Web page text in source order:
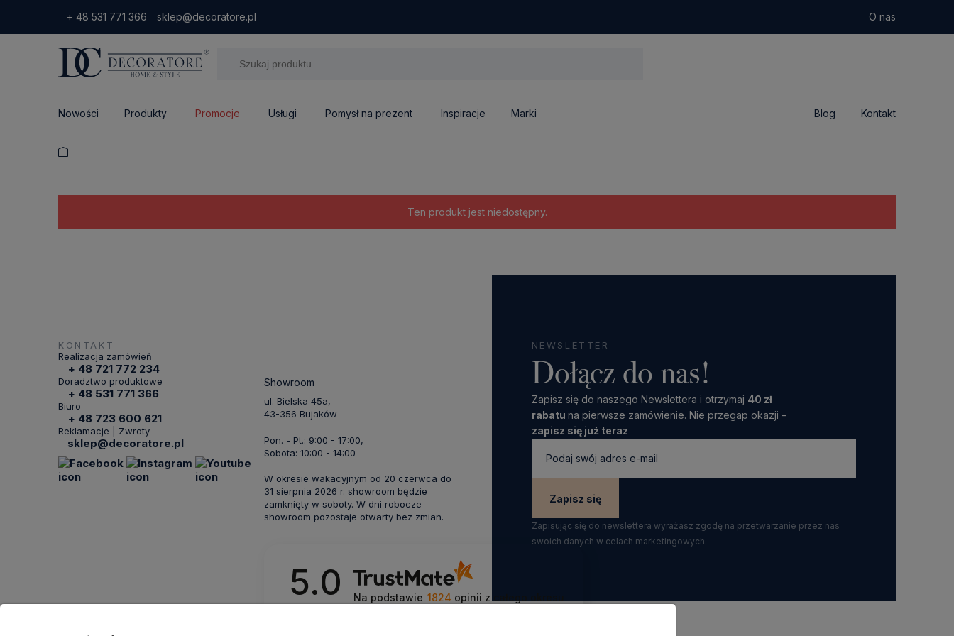
+ 48 531 771 366 sklep@decoratore.pl O nas
Nowości Produkty Promocje Usługi Pomysł na prezent Inspiracje Marki Blog Kontakt
Ten produkt jest niedostępny.
NEWSLETTER
Dołącz do nas!
Zapisz się do naszego Newslettera i otrzymaj 40 zł
rabatu na pierwsze zamówienie. Nie przegap okazji –
zapisz się już teraz
Zapisz się
Zapisując się do newslettera wyrażasz zgodę na przetwarzanie przez nas
swoich danych w celach marketingowych.
KONTAKT
Realizacja zamówień
+ 48 721 772 234
Doradztwo produktowe
+ 48 531 771 366
Biuro
+ 48 723 600 621
Reklamacje | Zwroty
sklep@decoratore.pl
Showroom
ul. Bielska 45a,
43-356 Bujaków
Pon. - Pt.: 9:00 - 17:00,
Sobota: 10:00 - 14:00
W okresie wakacyjnym od 20 czerwca do
31 sierpnia 2026 r. showroom będzie
zamknięty w soboty. W dni robocze
showroom pozostaje otwarty bez zmian.
5.0 Na podstawie 1824 opinii z całego okresu